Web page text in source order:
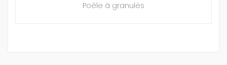
Poêle à granulés